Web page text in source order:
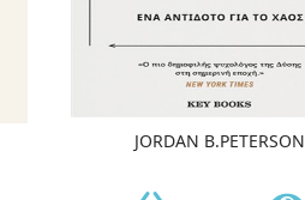
JORDAN B.PETERSON